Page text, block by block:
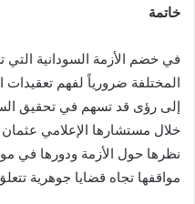
خاتمة
في خضم الأزمة السودانية
المختلفة ضرورياً لفهم
إلى رؤى قد تسهم في تحقيق
خلال مستشارها الإعلامي
نظرها حول الأزمة ودورها في
مواقفها تجاه قضايا جوهرية